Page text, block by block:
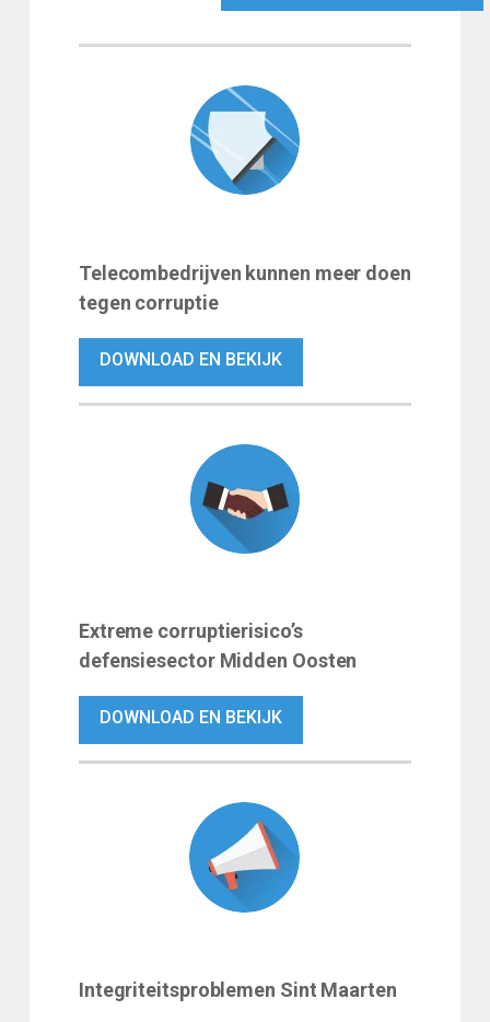
Telecombedrijven kunnen meer doen
tegen corruptie
DOWNLOAD EN BEKIJK
Extreme corruptierisico’s
defensiesector Midden Oosten
DOWNLOAD EN BEKIJK
Integriteitsproblemen Sint Maarten